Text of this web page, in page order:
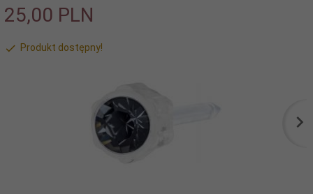
25,00 PLN
Produkt dostępny!